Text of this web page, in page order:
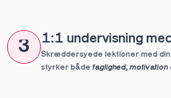
3 1:1 undervisning
Skræddersyede lektioner med
styrker både faglighed, motivation